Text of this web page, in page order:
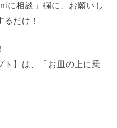
に相談」欄に、お願いし
だけ！
ト】は、「お皿の上に乗